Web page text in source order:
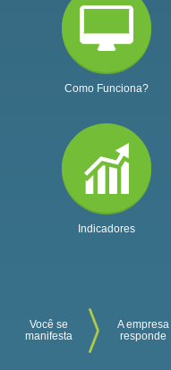
Como Funciona?
Indicadores
Você se
manifesta
A empresa
responde